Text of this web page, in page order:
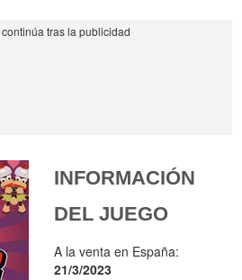
INFORMACIÓN
DEL JUEGO
A la venta en España:
21/3/2023